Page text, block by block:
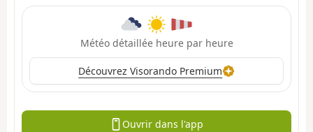
Météo détaillée heure par heure
Découvrez Visorando Premium
Ouvrir dans l'app